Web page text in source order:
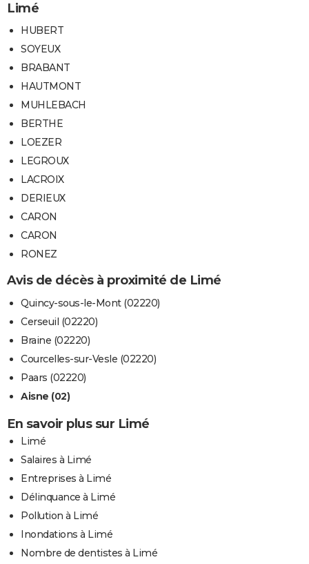
Limé
HUBERT
SOYEUX
BRABANT
HAUTMONT
MUHLEBACH
BERTHE
LOEZER
LEGROUX
LACROIX
DERIEUX
CARON
CARON
RONEZ
Avis de décès à proximité de Limé
Quincy-sous-le-Mont (02220)
Cerseuil (02220)
Braine (02220)
Courcelles-sur-Vesle (02220)
Paars (02220)
Aisne (02)
En savoir plus sur Limé
Limé
Salaires à Limé
Entreprises à Limé
Délinquance à Limé
Pollution à Limé
Inondations à Limé
Nombre de dentistes à Limé